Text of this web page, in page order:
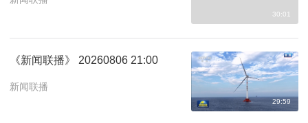
30:01
《新闻联播》 20260806 21:00
新闻联播
29:59